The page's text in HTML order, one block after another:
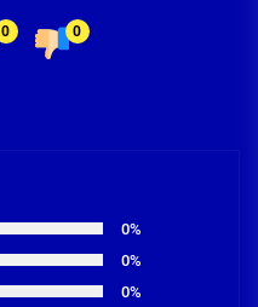
0 0
0%
0%
0%